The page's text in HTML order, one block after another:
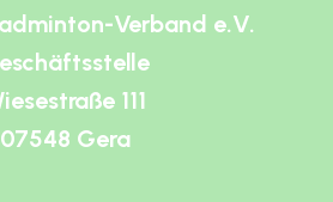
Verband e.V.
111
07548 Gera